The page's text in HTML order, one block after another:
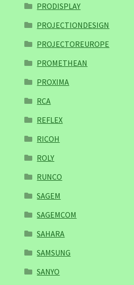
PRODISPLAY
PROJECTIONDESIGN
PROJECTOREUROPE
PROMETHEAN
PROXIMA
RCA
REFLEX
RICOH
ROLY
RUNCO
SAGEM
SAGEMCOM
SAHARA
SAMSUNG
SANYO